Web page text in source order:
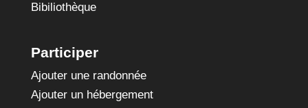
Bibiliothèque
Participer
Ajouter une randonnée
Ajouter un hébergement